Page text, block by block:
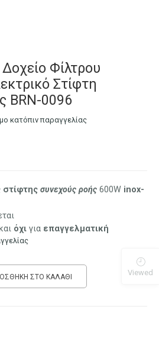
Φίλτρου
Στίφτη
BRN-0096
κατόπιν παραγγελίας
στίφτηςσυνεχούς ροής 600W inox-
όχι για επαγγελματική
ΣΤΟ ΚΑΛΆΘΙ Viewed